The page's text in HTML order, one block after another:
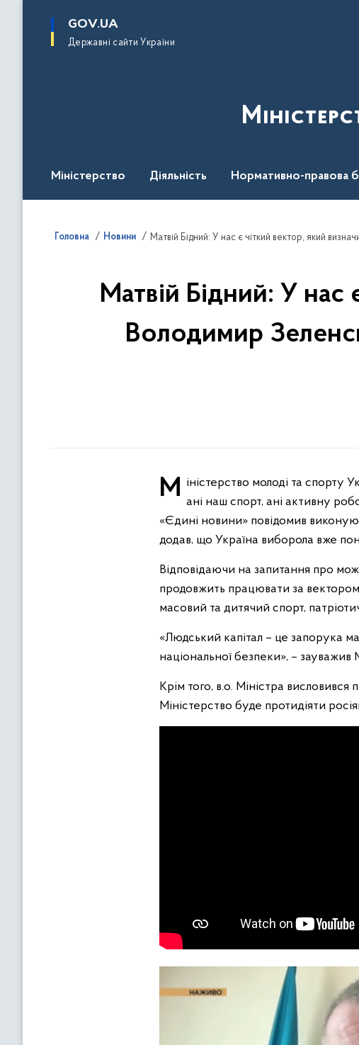
основного
GOV.UA
Державні сайти України
Міністерство Діяльність Нормативно-правова
Головна Новини Матвій Бідний: У нас є чіткий вектор, який
Матвій Бідний: У нас
Володимир
Міністерство молоді та спорту України працює у звичайному режимі та ніщо не зупинить ані Україну загалом, ані наш спорт, ані активну
«Єдині новини» повідомив
додав, що Україна виборола вже
Відповідаючи на запитання про
продовжить працювати за
масовий та дитячий спорт,
«Людський капітал – це запорука
національної безпеки», – зауважив
Крім того, в.о. Міністра
Міністерство буде протидіяти